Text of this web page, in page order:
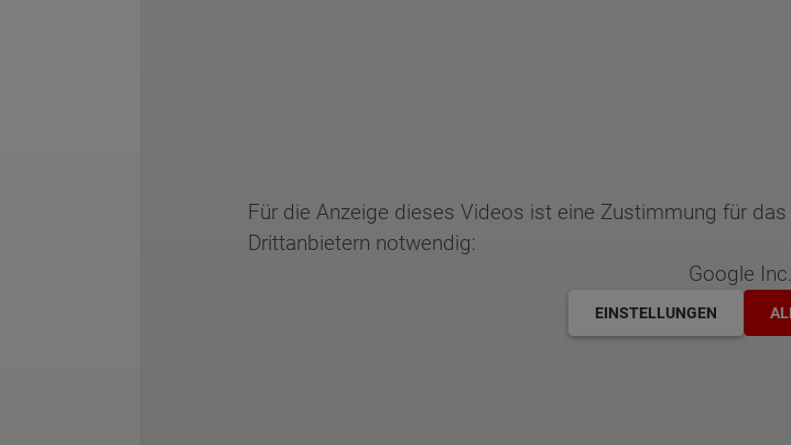
Für die Anzeige dieses Videos ist eine Zustimmung für
Drittanbietern notwendig:
Google Inc.
EINSTELLUNGEN